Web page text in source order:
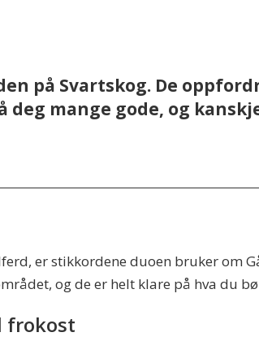
på Svartskog. De
mange gode, og
er stikkordene duoen bruker om
og de er helt klare på hva du
frokost